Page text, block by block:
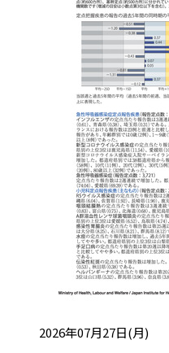
投稿日:2026年07月27日(月)